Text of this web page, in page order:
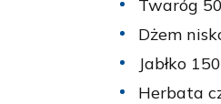
Twaróg
Dżem
Jabłko
Herbata